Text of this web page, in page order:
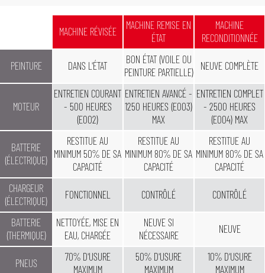
Tracteur de Sortie d'Avion Autolaveuse
MACHINE RÉVISÉE
MACHINE REMISE EN
ÉTAT
MACHINE
RECONDITIONNÉE
PEINTURE DANS L'ÉTAT
BON ÉTAT (VOILE OU
PEINTURE PARTIELLE)
NEUVE COMPLÈTE
MOTEUR
ENTRETIEN COURANT
- 500 HEURES
(E002)
ENTRETIEN AVANCÉ -
1250 HEURES (E003)
MAX
ENTRETIEN COMPLET
- 2500 HEURES
(E004) MAX
BATTERIE
(ÉLECTRIQUE)
RESTITUE AU
MINIMUM 50% DE SA
CAPACITÉ
RESTITUE AU
MINIMUM 80% DE SA
CAPACITÉ
RESTITUE AU
MINIMUM 80% DE SA
CAPACITÉ
CHARGEUR
(ÉLECTRIQUE)
FONCTIONNEL CONTRÔLÉ CONTRÔLÉ
BATTERIE
(THERMIQUE)
NETTOYÉE, MISE EN
EAU, CHARGÉE
NEUVE SI
NÉCESSAIRE
NEUVE
PNEUS
70% D'USURE
MAXIMUM
50% D'USURE
MAXIMUM
10% D'USURE
MAXIMUM